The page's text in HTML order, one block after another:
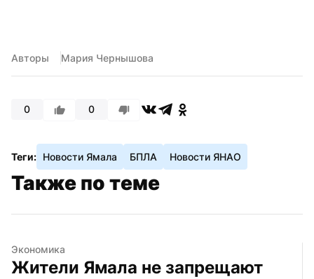
Авторы Мария Чернышова
0 0
Теги: Новости Ямала БПЛА Новости ЯНАО
Также по теме
Экономика
Жители Ямала не запрещают